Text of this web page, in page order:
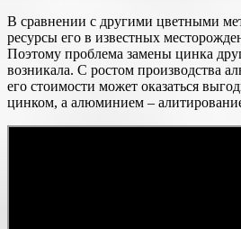
В сравнении с другими цветными
ресурсы его в известных
Поэтому проблема замены цинка
возникала. С ростом производства
его стоимости может оказаться
цинком, а алюминием –